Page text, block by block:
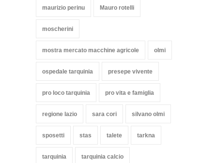
maurizio perinu Mauro rotelli
moscherini
mostra mercato macchine agricole olmi
ospedale tarquinia presepe vivente
pro loco tarquinia pro vita e famiglia
regione lazio sara cori silvano olmi
sposetti stas talete tarkna
tarquinia tarquinia calcio